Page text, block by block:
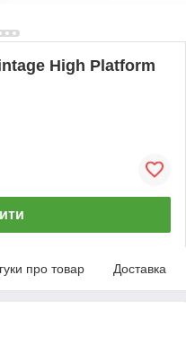
High Platform
про товар Доставка